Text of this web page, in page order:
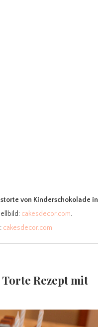
von Kinderschokolade in
cakesdecor.com.
cakesdecor.com
Rezept mit